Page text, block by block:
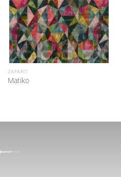
ZAFARO
Matiko